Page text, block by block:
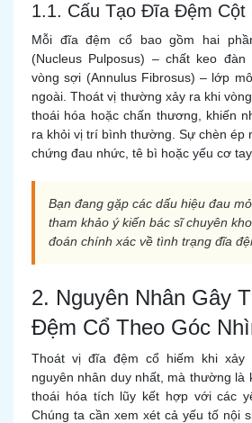
1.1. Cấu Tạo Đĩa Đệm Cột
Mỗi đĩa đệm cổ bao gồm hai
(Nucleus Pulposus) – chất keo
vòng sợi (Annulus Fibrosus) – lớp
ngoài. Thoát vị thường xảy ra khi
thoái hóa hoặc chấn thương, khiến
ra khỏi vị trí bình thường. Sự chèn ép
chứng đau nhức, tê bì hoặc yếu cơ tay.
Bạn đang gặp các dấu hiệu đau
tham khảo ý kiến bác sĩ chuyên
đoán chính xác về tình trạng đĩa
2. Nguyên Nhân Gây
Đệm Cổ Theo Góc
Thoát vị đĩa đệm cổ hiếm khi
nguyên nhân duy nhất, mà thường là
thoái hóa tích lũy kết hợp với các
Chúng ta cần xem xét cả yếu tố nội